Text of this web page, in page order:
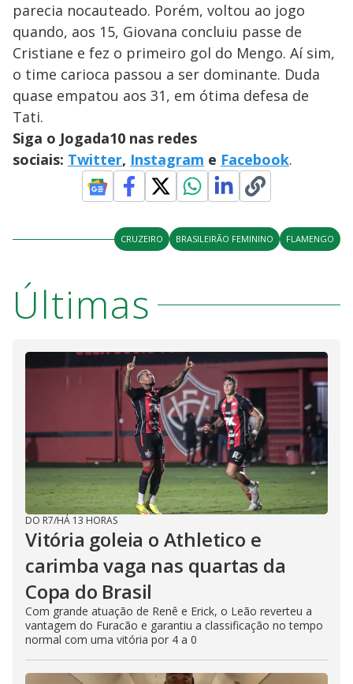
parecia nocauteado. Porém, voltou ao jogo
quando, aos 15, Giovana concluiu passe de
Cristiane e fez o primeiro gol do Mengo. Aí sim,
o time carioca passou a ser dominante. Duda
quase empatou aos 31, em ótima defesa de
Tati.
Siga o Jogada10 nas redes
sociais: Twitter, Instagram e Facebook.
CRUZEIRO BRASILEIRÃO FEMININO FLAMENGO
Últimas
DO R7/HÁ 13 HORAS
Vitória goleia o Athletico e
carimba vaga nas quartas da
Copa do Brasil
Com grande atuação de Renê e Erick, o Leão reverteu a
vantagem do Furacão e garantiu a classificação no tempo
normal com uma vitória por 4 a 0